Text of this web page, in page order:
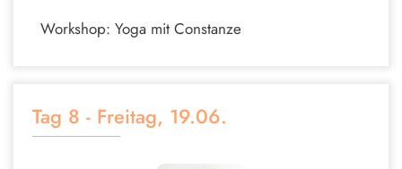
Workshop: Yoga mit Constanze
Tag 8 - Freitag, 19.06.